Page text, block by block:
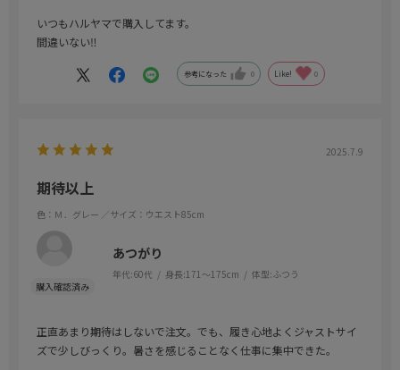
いつもハルヤマで購入してます。
間違いない‼️
参考になった 0 Like! 0
2025.7.9
期待以上
色：Ｍ．グレー ／サイズ：ウエスト85cm
あつがり
年代:60代 身長:171～175cm 体型:ふつう
正直あまり期待はしないで注文。でも、履き心地よくジャストサイ
ズで少しびっくり。暑さを感じることなく仕事に集中できた。